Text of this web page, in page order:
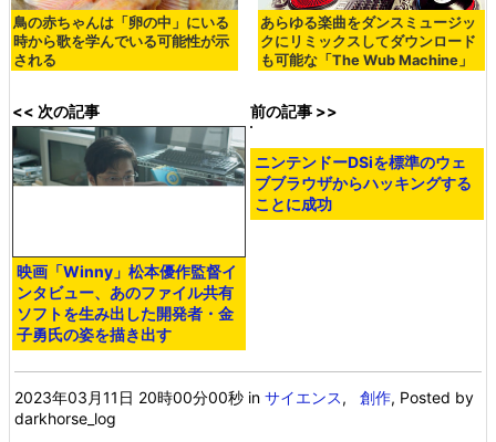
鳥の赤ちゃんは「卵の中」にいる
時から歌を学んでいる可能性が示
される
あらゆる楽曲をダンスミュージッ
クにリミックスしてダウンロード
も可能な「The Wub Machine」
<< 次の記事
映画「Winny」松本優作監督イ
ンタビュー、あのファイル共有
ソフトを生み出した開発者・金
子勇氏の姿を描き出す
前の記事 >>
ニンテンドーDSiを標準のウェ
ブブラウザからハッキングする
ことに成功
2023年03月11日 20時00分00秒 inサイエンス,創作, Posted by
darkhorse_log